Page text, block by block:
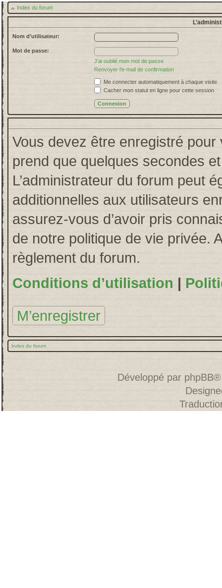
Index du forum
Nom d’utilisateur:
Mot de passe:
J’ai oublié mon mot de passe
Renvoyer l’e-mail de confirmation
Me connecter automatiquement à chaque visite
Cacher mon statut en ligne pour cette session
Vous devez être enregistré pour
prend que quelques secondes
L’administrateur du forum peut
additionnelles aux utilisateurs
assurez-vous d’avoir pris
de notre politique de vie privée.
règlement du forum.
Conditions d’utilisation |
M’enregistrer
Index du forum
Développé par phpBB®